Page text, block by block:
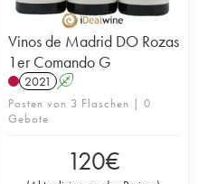
Vinos de Madrid DO Rozas
1er Comando G
2021 A
Posten von 3 Flaschen | 0
Gebote
120€